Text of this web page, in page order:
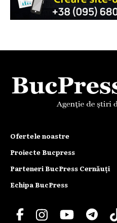
Ofertele noastre
Proiecte Bucpress
Parteneri BucPress Cernăuți
Echipa BucPress